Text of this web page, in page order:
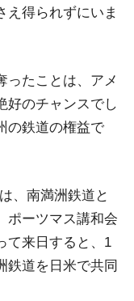
え得られずにいま
ったことは、アメ
好のチャンスでし
の鉄道の権益で
、南満洲鉄道と
ポーツマス講和会
て来日すると、1
鉄道を日米で共同